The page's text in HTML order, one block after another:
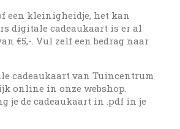
een kleinigheidje, het kan
digitale cadeaukaart is er al
€5,-. Vul zelf een bedrag naar
cadeaukaart van Tuincentrum
online in onze webshop.
je de cadeaukaart in .pdf in je